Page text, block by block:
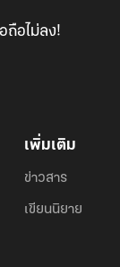
ถือไม่ลง!
เพิ่มเติม
ข่าวสาร
เขียนนิยาย